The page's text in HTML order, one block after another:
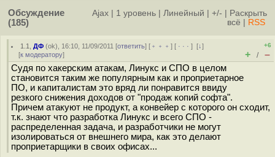
Обсуждение
(185)
Ajax 1 уровень Линейный +/-
Раскрыть
всё
RSS
1.1 ,ДФ (ok), 16:10, 11/09/2011 [ответить] [ ﹢﹢﹢] [ · · ·][↓]
[к модератору]
+6
+ / –
Судя по хакерским атакам, Линукс и СПО в целом
становится таким же популярным как и проприетарное
ПО, и капиталистам это вряд ли понравится ввиду
резкого снижения доходов от "продаж копий софта".
Причем атакуют не продукт, а конвейер с которого он сходит,
т.к. знают что разработка Линукс и всего СПО -
распределенная задача, и разработчики не могут
изолироваться от внешнего мира, как это делают
проприетарщики в своих офисах...